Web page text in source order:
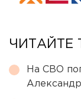
ЧИТАЙТЕ
На СВО